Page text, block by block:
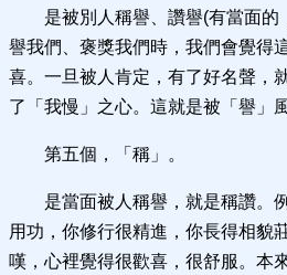
是被別人稱譽、讚譽(有當面
譽我們、褒獎我們時，我們會覺得
喜。一旦被人肯定，有了好名聲，
了「我慢」之心。這就是被「譽」
第五個，「稱」。
是當面被人稱譽，就是稱讚。
用功，你修行很精進，你長得相貌
嘆，心裡覺得很歡喜，很舒服。本